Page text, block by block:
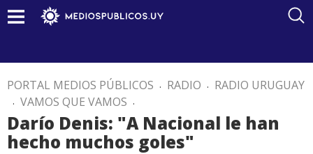
PORTAL MEDIOS PÚBLICOS . RADIO . RADIO URUGUAY
. VAMOS QUE VAMOS .
Darío Denis: "A Nacional le han
hecho muchos goles"